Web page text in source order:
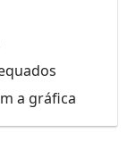
a gráfica